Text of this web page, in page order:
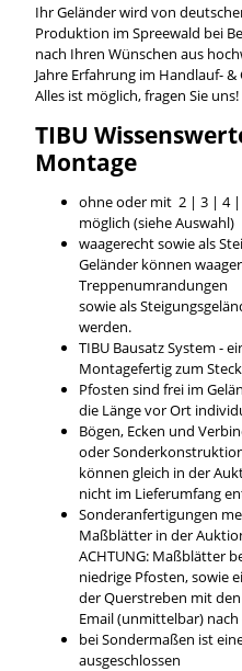
Ihr Geländer wird von
Produktion im Spreewald bei
nach Ihren Wünschen aus
Jahre Erfahrung im Handlauf- &
Alles ist möglich, fragen Sie uns!
TIBU
Montage
ohne oder mit 2 | 3 | 4 |
möglich (siehe Auswahl)
waagerecht sowie als
Geländer können
Treppenumrandungen
sowie als
werden.
TIBU Bausatz System -
Montagefertig zum
Pfosten sind frei im
die Länge vor Ort
Bögen, Ecken und
oder
können gleich in der
nicht im Lieferumfang
Sonderanfertigungen
Maßblätter in der
ACHTUNG: Maßblätter
niedrige Pfosten, sowie
der Querstreben mit
Email (unmittelbar)
bei Sondermaßen ist
ausgeschlossen